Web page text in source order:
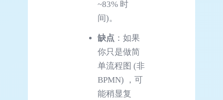
~83% 时
间)。
缺点 ：如果
你只是做简
单流程图 (非
BPMN) ，可
能稍显复